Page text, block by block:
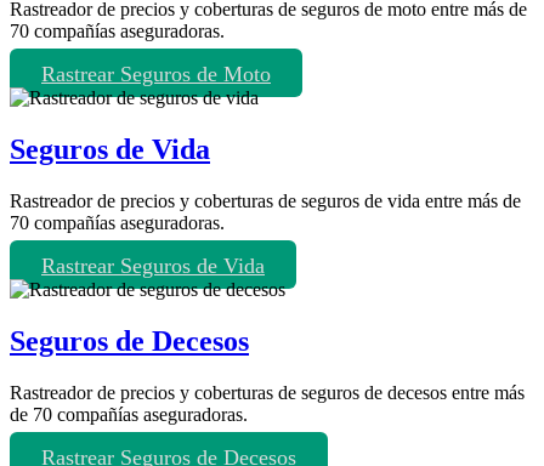
Rastreador de precios y coberturas de seguros de moto entre más de
70 compañías aseguradoras.
Rastrear Seguros de Moto
Seguros de Vida
Rastreador de precios y coberturas de seguros de vida entre más de
70 compañías aseguradoras.
Rastrear Seguros de Vida
Seguros de Decesos
Rastreador de precios y coberturas de seguros de decesos entre más
de 70 compañías aseguradoras.
Rastrear Seguros de Decesos